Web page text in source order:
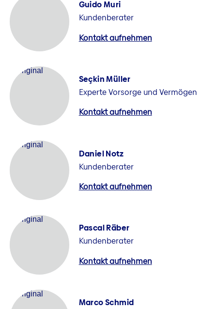
Guido Muri
Kundenberater
Kontakt aufnehmen
Seçkin Müller
Experte Vorsorge und Vermögen
Kontakt aufnehmen
Daniel Notz
Kundenberater
Kontakt aufnehmen
Pascal Räber
Kundenberater
Kontakt aufnehmen
Marco Schmid